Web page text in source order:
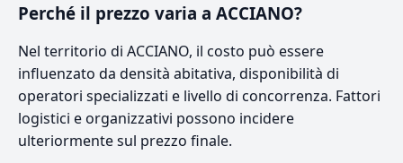
Perché il prezzo varia a ACCIANO?
Nel territorio di ACCIANO, il costo può essere
influenzato da densità abitativa, disponibilità di
operatori specializzati e livello di concorrenza. Fattori
logistici e organizzativi possono incidere
ulteriormente sul prezzo finale.